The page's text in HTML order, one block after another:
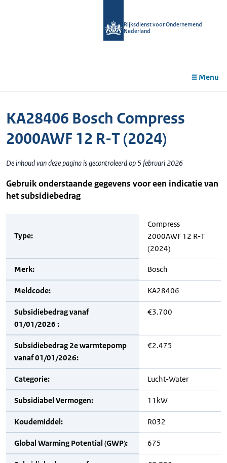
Rijksdienst voor Ondernemend
Nederland
Menu
KA28406 Bosch Compress
2000AWF 12 R-T (2024)
De inhoud van deze pagina is gecontroleerd op 5 februari 2026
Gebruik onderstaande gegevens voor een indicatie van
het subsidiebedrag
Type:
Compress
2000AWF 12 R-T
(2024)
Merk: Bosch
Meldcode: KA28406
Subsidiebedrag vanaf
01/01/2026 :
€3.700
Subsidiebedrag 2e warmtepomp
vanaf 01/01/2026:
€2.475
Categorie: Lucht-Water
Subsidiabel Vermogen: 11kW
Koudemiddel: R032
Global Warming Potential (GWP): 675